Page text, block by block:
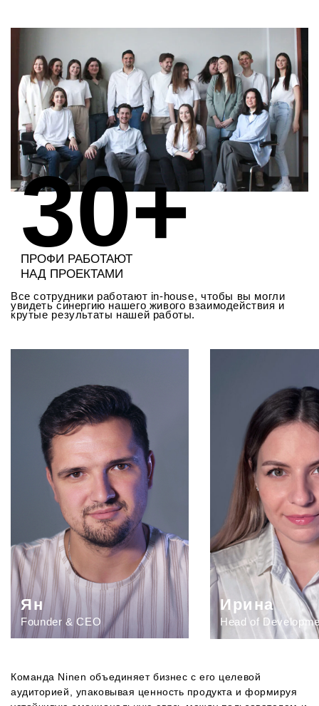
30+
ПРОФИ РАБОТАЮТ
НАД ПРОЕКТАМИ
Все сотрудники работают in-house, чтобы вы могли
увидеть синергию нашего живого взаимодействия и
крутые результаты нашей работы.
Ян
Founder & CEO
Ирина
Head of
Команда Ninen объединяет бизнес с его целевой
аудиторией, упаковывая ценность продукта и формируя